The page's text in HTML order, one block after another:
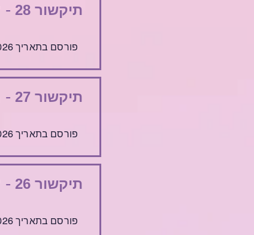
- תיקשור 28
פורסם בתאריך 20.5.2026
- תיקשור 27
פורסם בתאריך 13.5.2026
- תיקשור 26
פורסם בתאריך 6.5.2026